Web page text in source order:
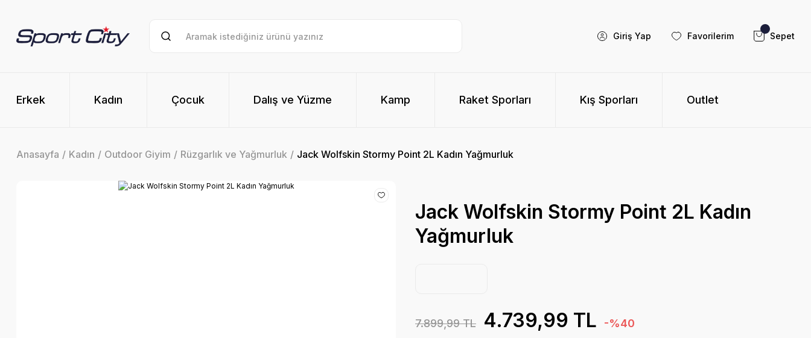
Giriş Yap Favorilerim Sepet
Erkek Kadın Çocuk Dalış ve Yüzme Kamp Raket Sporları Kış Sporları Outlet
Anasayfa Kadın Outdoor Giyim Rüzgarlık ve Yağmurluk Jack Wolfskin Stormy Point 2L Kadın Yağmurluk
Jack Wolfskin Stormy Point 2L Kadın
Yağmurluk
7.899,99 TL 4.739,99 TL -%40